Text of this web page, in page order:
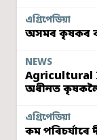
এগ্ৰিপেডিয়া
অসমৰ কৃষকৰ
NEWS
Agricultural
অধীনত
এগ্ৰিপেডিয়া
কম পৰিচৰ্যাৰে